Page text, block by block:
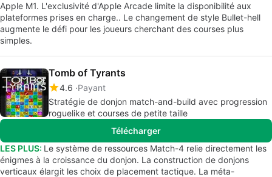
Apple M1. L'exclusivité d'Apple Arcade limite la disponibilité aux
plateformes prises en charge.. Le changement de style Bullet-hell
augmente le défi pour les joueurs cherchant des courses plus
simples.
Tomb of Tyrants
4.6 Payant
Stratégie de donjon match-and-build avec progression
roguelike et courses de petite taille
Télécharger
LES PLUS: Le système de ressources Match-4 relie directement les
énigmes à la croissance du donjon. La construction de donjons
verticaux élargit les choix de placement tactique. La méta-